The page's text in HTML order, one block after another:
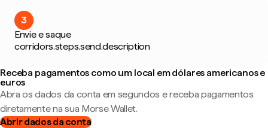
3
Envie e saque
corridors.steps.send.description
Receba pagamentos como um local em dólares americanos e
euros
Abra os dados da conta em segundos e receba pagamentos
diretamente na sua Morse Wallet.
Abrir dados da conta